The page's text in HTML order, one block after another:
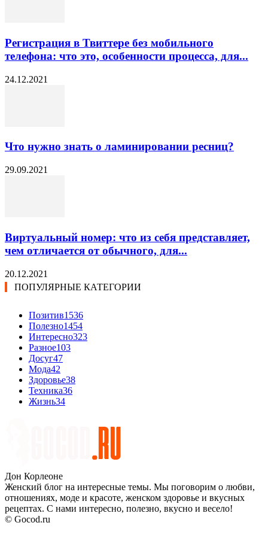
Регистрация в Твиттере без мобильного
телефона: что это, особенности процесса, для...
24.12.2021
Что нужно знать о ламинировании ресниц?
29.09.2021
Виртуальный номер: что из себя представляет,
чем отличается от обычного, для...
20.12.2021
ПОПУЛЯРНЫЕ КАТЕГОРИИ
Позитив1536
Полезно1454
Интересно323
Разное103
Досуг47
Мода42
Здоровье38
Техника36
Жизнь34
Дон Корлеоне
Женский блог на интересные темы. Мы поговорим о любви,
отношениях, моде и красоте, женском здоровье и вкусных
рецептах. С нами интересно, полезно, вкусно и весело!
© Gocod.ru